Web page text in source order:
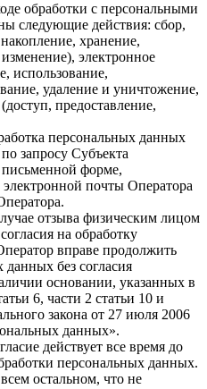
обработки с персональными
следующие действия: сбор,
хранение,
электронное
использование,
удаление и уничтожение,
предоставление,
персональных данных
запросу Субъекта
форме,
почты Оператора
отзыва физическим лицом
на обработку
вправе продолжить
без согласия
основании, указанных в
6, части 2 статьи 10 и
закона от 27 июля 2006
данных».
действует все время до
персональных данных.
остальном, что не